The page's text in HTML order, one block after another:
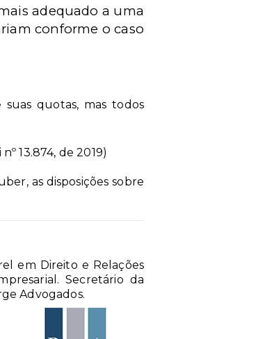
adequado a uma
conforme o caso
quotas, mas todos
13.874, de 2019)
as disposições sobre
em Direito e Relações
Secretário da
Advogados.